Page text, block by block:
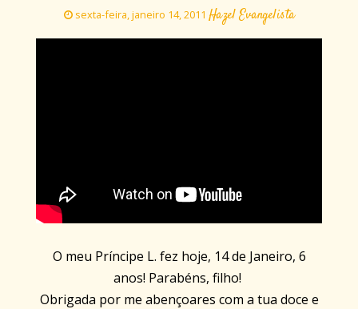
sexta-feira, janeiro 14, 2011 Hazel Evangelista
O meu Príncipe L. fez hoje, 14 de Janeiro, 6
anos! Parabéns, filho!
Obrigada por me abençoares com a tua doce e